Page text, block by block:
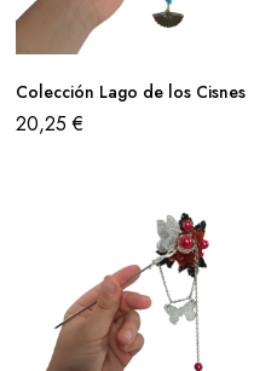
Colección Lago de los Cisnes
20,25€